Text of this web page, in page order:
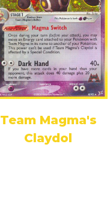
Team Magma's
Claydol